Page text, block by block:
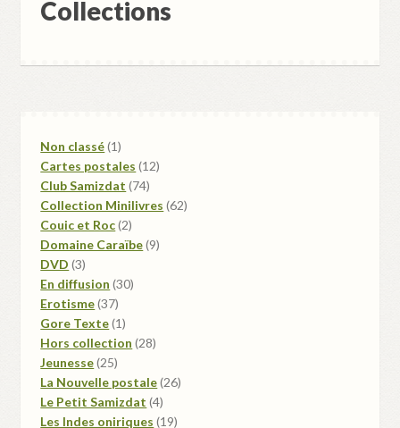
Collections
Non classé 11
produit
Cartes postales 1212
Club Samizdat 7474
produits
Collection Minilivres 6262
Couic et Roc 22
produits
Domaine Caraïbe 99
DVD 33
produits
En diffusion 3030
Erotisme 3737
produits
Gore Texte 11
produit
Hors collection 2828
Jeunesse 2525
produits
La Nouvelle postale 2626
Le Petit Samizdat 44
produits
Les Indes oniriques 1919